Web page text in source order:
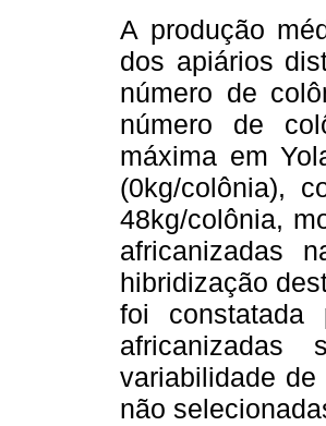
A produção
dos apiários
número de
número de
máxima em
(0kg/colônia),
48kg/colônia,
africanizadas
hibridização
foi
africanizadas
variabilidade
não